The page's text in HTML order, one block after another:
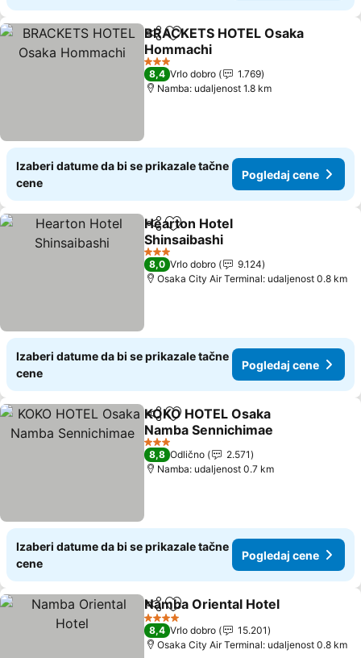
Deli Dodati u favorite
BRACKETS HOTEL Osaka
Hommachi
Pogledaj cene
3 Zvezdice
8,4 Vrlo dobro
1.769
Namba: udaljenost 1.8 km
Izaberi datume da bi se prikazale tačne
cene
Pogledaj cene
Deli Dodati u favorite
Hearton Hotel
Shinsaibashi
Pogledaj cene
3 Zvezdice
8,0 Vrlo dobro
9.124
Osaka City Air Terminal: udaljenost 0.8 km
Izaberi datume da bi se prikazale tačne
cene
Pogledaj cene
Deli Dodati u favorite
KOKO HOTEL Osaka
Namba Sennichimae
Pogledaj cene
3 Zvezdice
8,8 Odlično
2.571
Namba: udaljenost 0.7 km
Izaberi datume da bi se prikazale tačne
cene
Pogledaj cene
Deli Dodati u favorite
Namba Oriental Hotel
4 Zvezdice
8,4 Vrlo dobro
15.201
Osaka City Air Terminal: udaljenost 0.8 km